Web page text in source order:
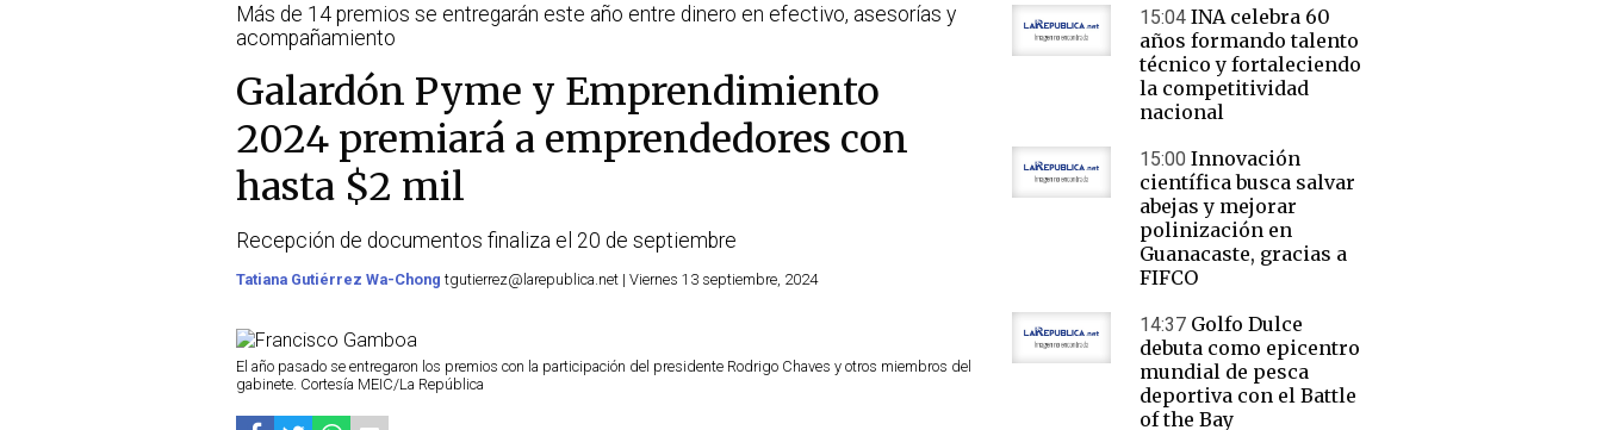
Más de 14 premios se entregarán este año entre dinero en efectivo, asesorías y
acompañamiento
Galardón Pyme y Emprendimiento
2024 premiará a emprendedores con
hasta $2 mil
Recepción de documentos finaliza el 20 de septiembre
Tatiana Gutiérrez Wa-Chong tgutierrez@larepublica.net | Viernes 13 septiembre, 2024
El año pasado se entregaron los premios con la participación del presidente Rodrigo Chaves y otros miembros del
gabinete. Cortesía MEIC/La República
15:04 INA celebra 60
años formando talento
técnico y fortaleciendo
la competitividad
nacional
15:00 Innovación
científica busca salvar
abejas y mejorar
polinización en
Guanacaste, gracias a
FIFCO
14:37 Golfo Dulce
debuta como epicentro
mundial de pesca
deportiva con el Battle
of the Bay